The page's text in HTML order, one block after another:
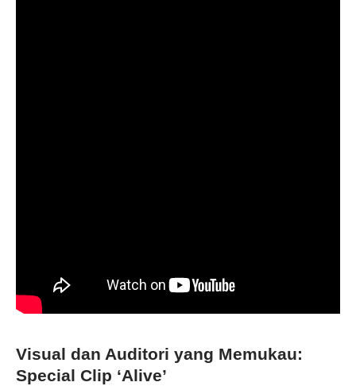
Visual dan Auditori yang Memukau:
Special Clip ‘Alive’